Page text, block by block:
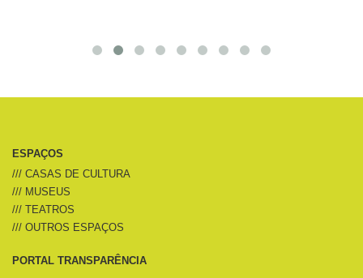
ESPAÇOS
/// CASAS DE CULTURA
/// MUSEUS
/// TEATROS
/// OUTROS ESPAÇOS
PORTAL TRANSPARÊNCIA